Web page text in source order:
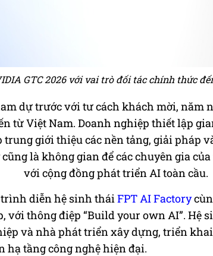
GTC 2026 với vai trò đối tác chính thức
dự trước với tư cách khách mời, năm
từ Việt Nam. Doanh nghiệp thiết lập
trung giới thiệu các nền tảng, giải pháp
là không gian để các chuyên gia
với cộng đồng phát triển AI toàn cầu.
trình diễn hệ sinh tháiFPT AI Factory
với thông điệp “Build your own AI”. Hệ
và nhà phát triển xây dựng, triển
hạ tầng công nghệ hiện đại.